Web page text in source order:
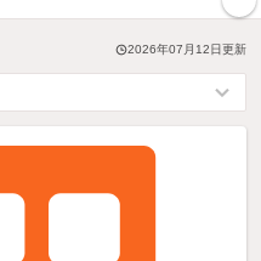
2026年07月12日更新